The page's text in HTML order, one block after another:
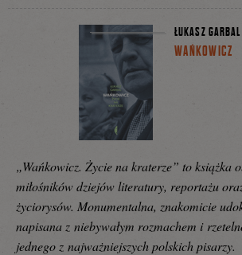
ŁUKASZ GARBAL
WAŃKOWICZ
„Wańkowicz. Życie na kraterze” to książka
miłośników dziejów literatury, reportażu
życiorysów. Monumentalna, znakomicie
napisana z niebywałym rozmachem i
jednego z najważniejszych polskich pisarzy.